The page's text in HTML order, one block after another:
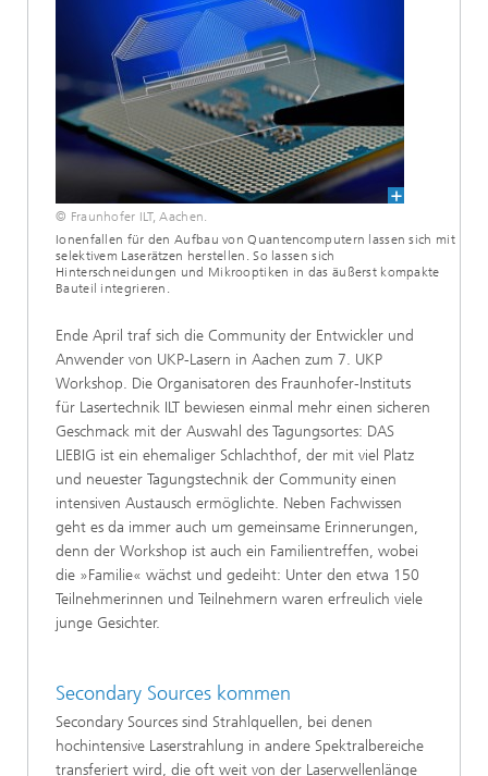
© Fraunhofer ILT, Aachen.
Ionenfallen für den Aufbau von Quantencomputern lassen sich mit
selektivem Laserätzen herstellen. So lassen sich
Hinterschneidungen und Mikrooptiken in das äußerst kompakte
Bauteil integrieren.
Ende April traf sich die Community der Entwickler und
Anwender von UKP-Lasern in Aachen zum 7. UKP
Workshop. Die Organisatoren des Fraunhofer-Instituts
für Lasertechnik ILT bewiesen einmal mehr einen sicheren
Geschmack mit der Auswahl des Tagungsortes: DAS
LIEBIG ist ein ehemaliger Schlachthof, der mit viel Platz
und neuester Tagungstechnik der Community einen
intensiven Austausch ermöglichte. Neben Fachwissen
geht es da immer auch um gemeinsame Erinnerungen,
denn der Workshop ist auch ein Familientreffen, wobei
die »Familie« wächst und gedeiht: Unter den etwa 150
Teilnehmerinnen und Teilnehmern waren erfreulich viele
junge Gesichter.
Secondary Sources kommen
Secondary Sources sind Strahlquellen, bei denen
hochintensive Laserstrahlung in andere Spektralbereiche
transferiert wird, die oft weit von der Laserwellenlänge